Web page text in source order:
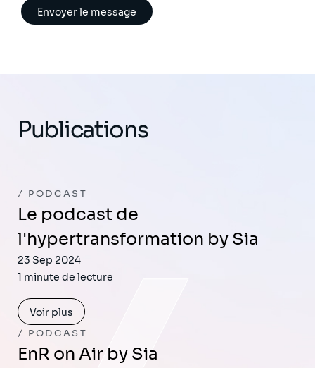
Publications
PODCAST
Le podcast de
l'hypertransformation by Sia
23 Sep 2024
1 minute de lecture
Voir plus
PODCAST
EnR on Air by Sia